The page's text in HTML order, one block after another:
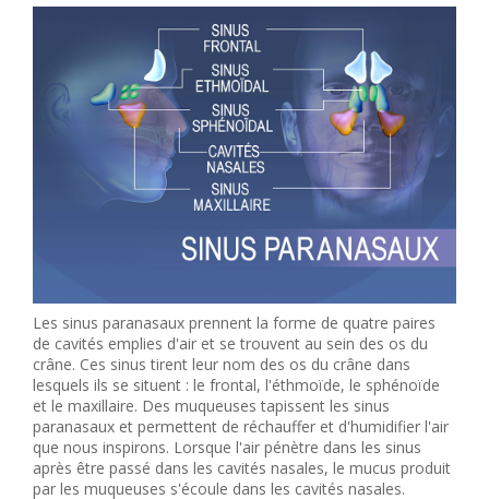
Les sinus paranasaux prennent la forme de quatre paires
de cavités emplies d'air et se trouvent au sein des os du
crâne. Ces sinus tirent leur nom des os du crâne dans
lesquels ils se situent : le frontal, l'éthmoïde, le sphénoïde
et le maxillaire. Des muqueuses tapissent les sinus
paranasaux et permettent de réchauffer et d'humidifier l'air
que nous inspirons. Lorsque l'air pénètre dans les sinus
après être passé dans les cavités nasales, le mucus produit
par les muqueuses s'écoule dans les cavités nasales.